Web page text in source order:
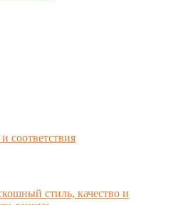
соответствия
стиль, качество и